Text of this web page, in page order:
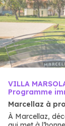
VILLA
Programme
Marcellaz à
À Marcellaz,